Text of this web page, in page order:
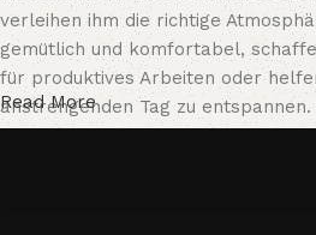
verleihen ihm die richtige
gemütlich und komfortabel,
für produktives Arbeiten oder
anstrengenden Tag zu
Kunden eine Bestellung in einem
Read More